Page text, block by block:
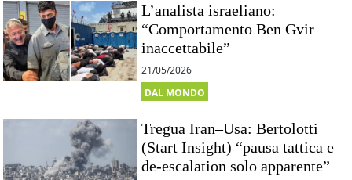
L’analista israeliano:
“Comportamento Ben Gvir
inaccettabile”
21/05/2026
DAL MONDO
Tregua Iran–Usa: Bertolotti
(Start Insight) “pausa tattica e
de-escalation solo apparente”